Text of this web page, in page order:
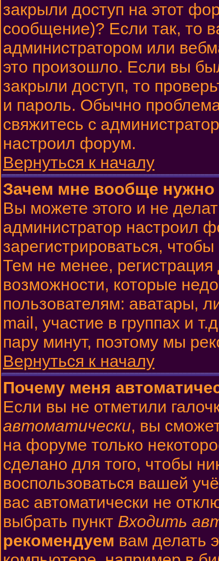
закрыли доступ на этот
сообщение)? Если так, то
администратором или
это произошло. Если вы
закрыли доступ, то
и пароль. Обычно
свяжитесь с
настроил форум.
Вернуться к началу
Зачем мне вообще нужно
Вы можете этого и не
администратор настроил
зарегистрироваться,
Тем не менее,
возможности, которые
пользователям: аватары,
mail, участие в группах и
пару минут, поэтому мы
Вернуться к началу
Почему меня
Если вы не отметили
автоматически, вы
на форуме только
сделано для того, чтобы
воспользоваться вашей
вас автоматически не
выбрать пункт Входить
рекомендуем вам делать